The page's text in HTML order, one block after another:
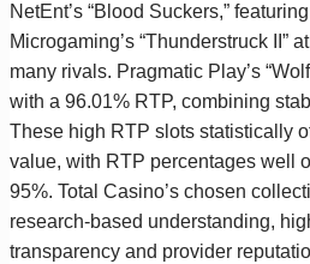
NetEnt’s “Blood Suckers,”
Microgaming’s “Thunderstruck II”
many rivals. Pragmatic Play’s
with a 96.01% RTP, combining
These high RTP slots statistically
value, with RTP percentages well
95%. Total Casino’s chosen
research-based understanding,
transparency and provider